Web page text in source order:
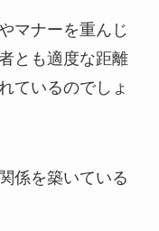
マナーを重んじ
とも適度な距離
ているのでしょ
係を築いている